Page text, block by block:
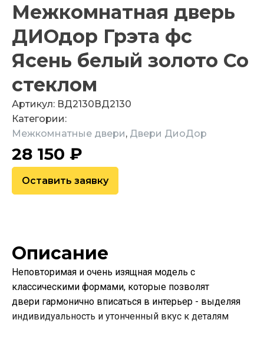
Межкомнатная дверь
ДИОдор Грэта фс
Ясень белый золото Со
стеклом
Артикул: ВД2130 ВД2130
Категории:
Межкомнатные двери, Двери ДиоДор
28 150 ₽
Оставить заявку
Описание
Неповторимая и очень изящная модель с
классическими формами, которые позволят
двери гармонично вписаться в интерьер - выделяя
индивидуальность и утонченный вкус к деталям